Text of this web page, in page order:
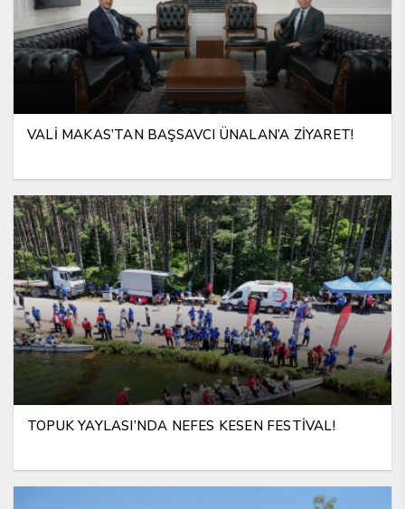
VALİ MAKAS’TAN BAŞSAVCI ÜNALAN’A ZİYARET!
TOPUK YAYLASI’NDA NEFES KESEN FESTİVAL!